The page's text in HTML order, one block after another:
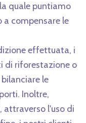
quale puntiamo
a compensare le
effettuata, i
di riforestazione o
le
Inoltre,
l'uso di